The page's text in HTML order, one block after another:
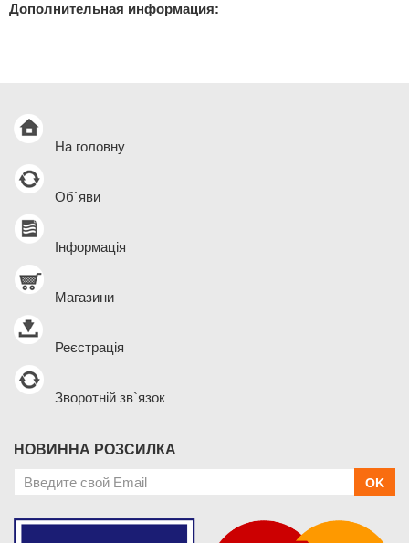
Дополнительная информация:
На головну
Об`яви
Інформація
Магазини
Реєстрація
Зворотній зв`язок
НОВИННА РОЗСИЛКА
OK